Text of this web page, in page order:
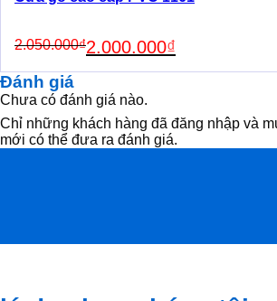
2.050.000₫
price
was:
2.000.000₫
price
is:
Đánh giá
Chưa có đánh giá nào.
Chỉ những khách hàng đã đăng nhập và
mới có thể đưa ra đánh giá.